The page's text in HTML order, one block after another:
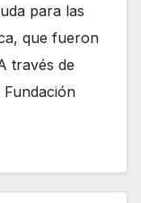
para las
que fueron
través de
Fundación